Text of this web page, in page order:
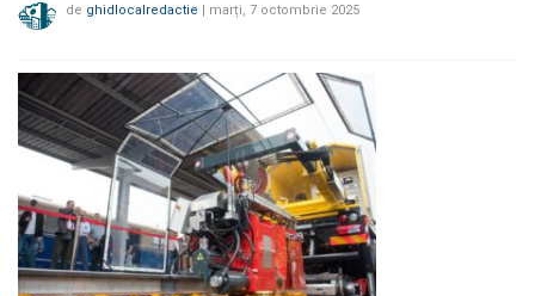
de ghidlocalredactie | marți, 7 octombrie 2025